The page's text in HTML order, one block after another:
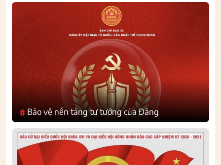
# Bảo vệ nền tảng tư tưởng của Đảng